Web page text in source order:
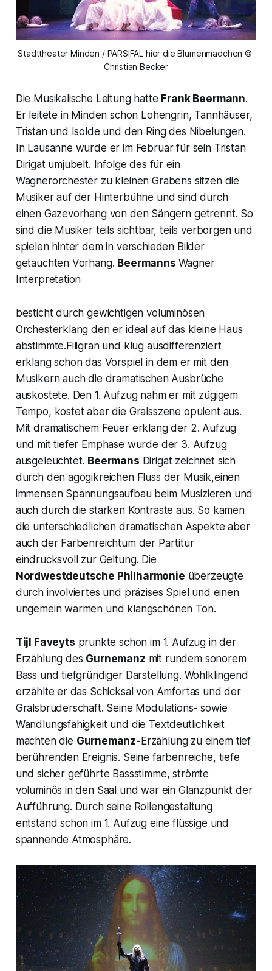
Stadttheater Minden / PARSIFAL hier die Blumenmädchen ©
Christian Becker
Die Musikalische Leitung hatte Frank Beermann.
Er leitete in Minden schon Lohengrin, Tannhäuser,
Tristan und Isolde und den Ring des Nibelungen.
In Lausanne wurde er im Februar für sein Tristan
Dirigat umjubelt. Infolge des für ein
Wagnerorchester zu kleinen Grabens sitzen die
Musiker auf der Hinterbühne und sind durch
einen Gazevorhang von den Sängern getrennt. So
sind die Musiker teils sichtbar, teils verborgen und
spielen hinter dem in verschieden Bilder
getauchten Vorhang. Beermanns Wagner
Interpretation
besticht durch gewichtigen voluminösen
Orchesterklang den er ideal auf das kleine Haus
abstimmte.Filigran und klug ausdifferenziert
erklang schon das Vorspiel in dem er mit den
Musikern auch die dramatischen Ausbrüche
auskostete. Den 1. Aufzug nahm er mit zügigem
Tempo, kostet aber die Gralsszene opulent aus.
Mit dramatischem Feuer erklang der 2. Aufzug
und mit tiefer Emphase wurde der 3. Aufzug
ausgeleuchtet. Beermans Dirigat zeichnet sich
durch den agogikreichen Fluss der Musik,einen
immensen Spannungsaufbau beim Musizieren und
auch durch die starken Kontraste aus. So kamen
die unterschiedlichen dramatischen Aspekte aber
auch der Farbenreichtum der Partitur
eindrucksvoll zur Geltung. Die
Nordwestdeutsche Philharmonie überzeugte
durch involviertes und präzises Spiel und einen
ungemein warmen und klangschönen Ton.
Tijl Faveyts prunkte schon im 1. Aufzug in der
Erzählung des Gurnemanz mit rundem sonorem
Bass und tiefgründiger Darstellung. Wohlklingend
erzählte er das Schicksal von Amfortas und der
Gralsbruderschaft. Seine Modulations- sowie
Wandlungsfähigkeit und die Textdeutlichkeit
machten die Gurnemanz-Erzählung zu einem tief
berührenden Ereignis. Seine farbenreiche, tiefe
und sicher geführte Bassstimme, strömte
voluminös in den Saal und war ein Glanzpunkt der
Aufführung. Durch seine Rollengestaltung
entstand schon im 1. Aufzug eine flüssige und
spannende Atmosphäre.